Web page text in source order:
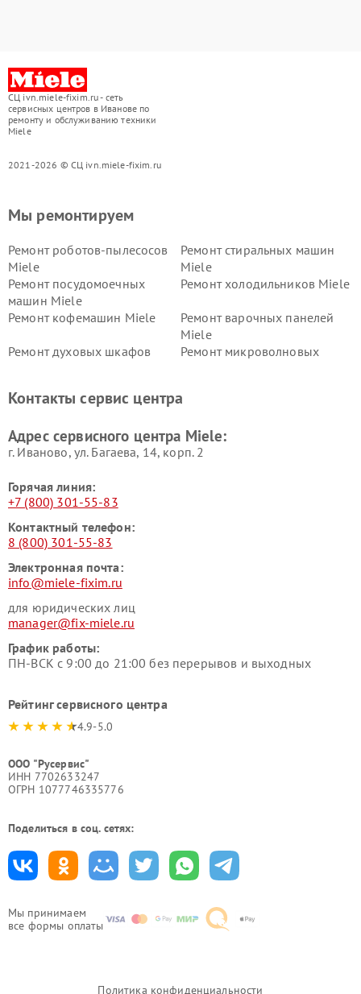
СЦ ivn.miele-fixim.ru - сеть
сервисных центров в Иванове по
ремонту и обслуживанию техники
Miele
2021-2026 © СЦ ivn.miele-fixim.ru
Мы принимаем
все формы оплаты
Мы ремонтируем
Ремонт роботов-пылесосов
Miele
Ремонт стиральных машин
Miele
Ремонт посудомоечных
машин Miele
Ремонт холодильников Miele
Ремонт кофемашин Miele
Ремонт варочных панелей
Miele
Ремонт духовых шкафов
Ремонт микроволновых
Miele
Miele
пылесосов Miele
Контакты сервис центра
Адрес сервисного центра Miele:
г. Иваново, ул. Багаева, 14, корп. 2
Горячая линия:
+7 (800) 301-55-83
Контактный телефон:
8 (800) 301-55-83
Электронная почта:
info@miele-fixim.ru
для юридических лиц
manager@fix-miele.ru
График работы:
ПН-ВСК с 9:00 до 21:00 без перерывов и выходных
Рейтинг сервисного центра
4.9-5.0
ООО "Русервис"
ИНН 7702633247
ОГРН 1077746335776
Поделиться в соц. сетях:
Политика конфиденциальности